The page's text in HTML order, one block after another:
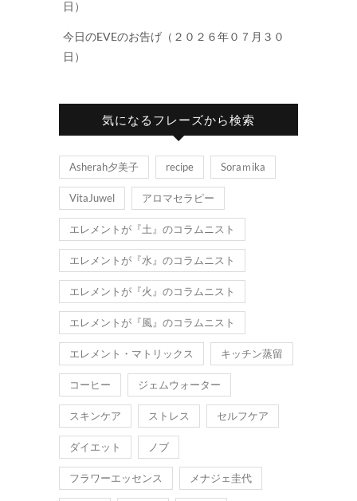
日）
今日のEVEのお告げ（２０２６年０７月３０
日）
気になるフレーズから検索
Asherah夕美子 recipe Soraｍika
VitaJuwel アロマセラピー
エレメントが『土』のコラムニスト
エレメントが『水』のコラムニスト
エレメントが『火』のコラムニスト
エレメントが『風』のコラムニスト
エレメント・マトリックス キッチン蒸留
コーヒー ジェムウォーター
スキンケア ストレス セルフケア
ダイエット ノブ
フラワーエッセンス メナジェ圭代